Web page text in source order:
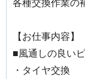
各種交換作業の
【お仕事内容】
■風通しの良い
・タイヤ交換